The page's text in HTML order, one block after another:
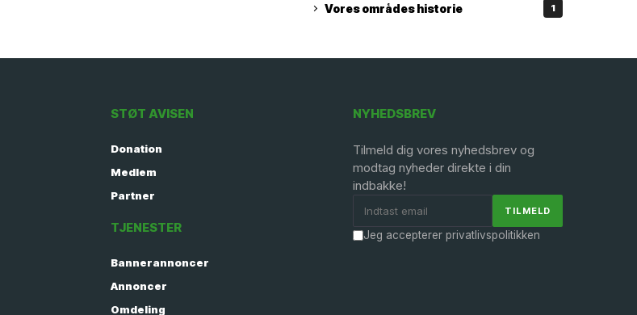
Vores områdes historie 1
STØT AVISEN
Donation
Medlem
Partner
TJENESTER
Bannerannoncer
Annoncer
Omdeling
NYHEDSBREV
Tilmeld dig vores nyhedsbrev og
modtag nyheder direkte i din
indbakke!
Jeg accepterer privatlivspolitikken